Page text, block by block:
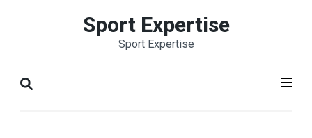
Entrée)
Sport Expertise
Sport Expertise